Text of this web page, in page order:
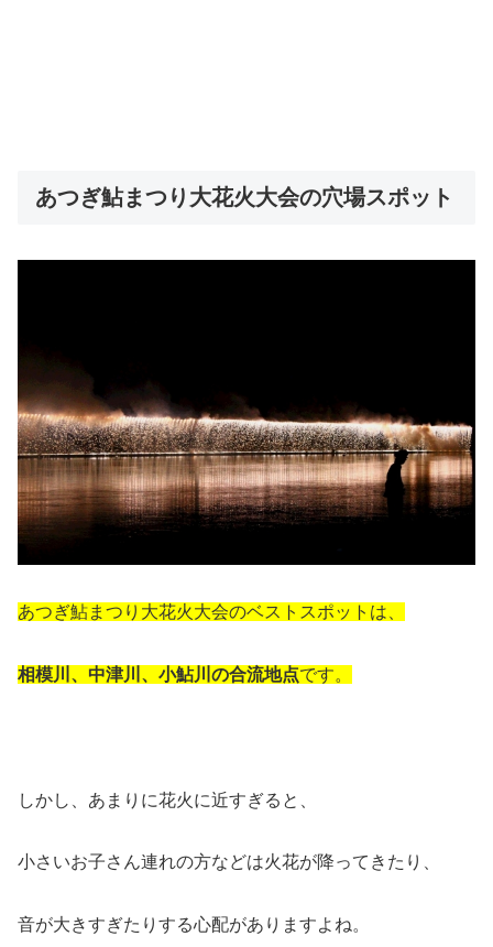
あつぎ鮎まつり大花火大会の穴場スポット
あつぎ鮎まつり大花火大会のベストスポットは、
相模川、中津川、小鮎川の合流地点です。
しかし、あまりに花火に近すぎると、
小さいお子さん連れの方などは火花が降ってきたり、
音が大きすぎたりする心配がありますよね。